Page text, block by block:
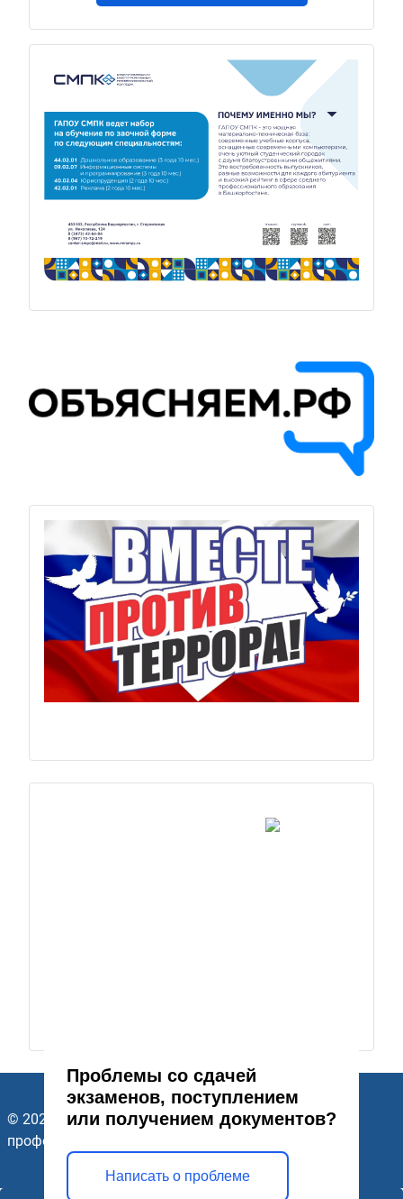
Previous Next
Проблемы со сдачей
экзаменов, поступлением
или получением документов?
Написать о проблеме
© 2026 ГАПОУ Стерлитамакский многопрофильный
профессиональный колледж. Все права защищены.